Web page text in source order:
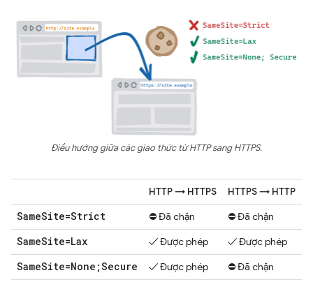
Điều hướng giữa các giao thức từ HTTP sang HTTPS.
HTTP → HTTPS HTTPS → HTTP
SameSite=Strict ⛔ Đã chặn ⛔ Đã chặn
SameSite=Lax ✓ Được phép ✓ Được phép
SameSite=None;Secure ✓ Được phép ⛔ Đã chặn